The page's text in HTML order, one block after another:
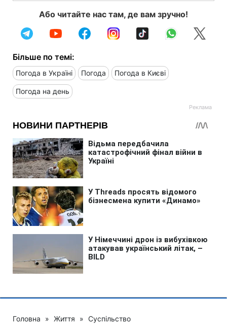
Або читайте нас там, де вам зручно!
Більше по темі:
Погода в Україні Погода Погода в Києві
Погода на день
Головна » Життя » Суспільство